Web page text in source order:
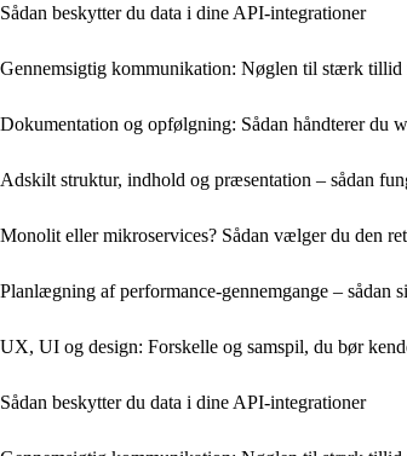
Sådan beskytter du data i dine API‑integrationer
Gennemsigtig kommunikation: Nøglen til stærk tillid
Dokumentation og opfølgning: Sådan håndterer du
Adskilt struktur, indhold og præsentation – sådan
Monolit eller mikroservices? Sådan vælger du den
Planlægning af performance-gennemgange – sådan
UX, UI og design: Forskelle og samspil, du bør
Sådan beskytter du data i dine API‑integrationer